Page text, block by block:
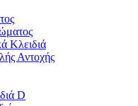
Κλειδιά
Αντοχής
D